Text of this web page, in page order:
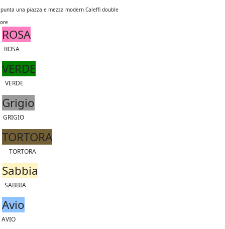
una piazza e mezza modern Caleffi double
ROSA
ROSA
VERDE
VERDE
Grigio
GRIGIO
TORTORA
TORTORA
Sabbia
SABBIA
Avio
AVIO